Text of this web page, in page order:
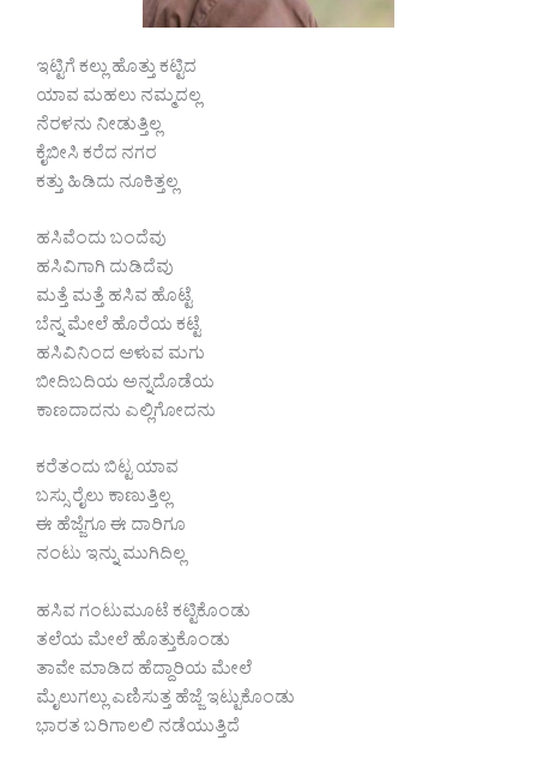
ಇಟ್ಟಿಗೆ ಕಲ್ಲು ಹೊತ್ತು ಕಟ್ಟಿದ
ಯಾವ ಮಹಲು ನಮ್ಮದಲ್ಲ
ನೆರಳನು ನೀಡುತ್ತಿಲ್ಲ
ಕೈಬೀಸಿ ಕರೆದ ನಗರ
ಕತ್ತು ಹಿಡಿದು ನೂಕಿತ್ತಲ್ಲ
ಹಸಿವೆಂದು ಬಂದೆವು
ಹಸಿವಿಗಾಗಿ ದುಡಿದೆವು
ಮತ್ತೆ ಮತ್ತೆ ಹಸಿವ ಹೊಟ್ಟೆ
ಬೆನ್ನ ಮೇಲೆ ಹೊರೆಯ ಕಟ್ಟೆ
ಹಸಿವಿನಿಂದ ಅಳುವ ಮಗು
ಬೀದಿಬದಿಯ ಅನ್ನದೊಡೆಯ
ಕಾಣದಾದನು ಎಲ್ಲಿಗೋದನು
ಕರೆತಂದು ಬಿಟ್ಟ ಯಾವ
ಬಸ್ಸು ರೈಲು ಕಾಣುತ್ತಿಲ್ಲ
ಈ ಹೆಜ್ಜೆಗೂ ಈ ದಾರಿಗೂ
ನಂಟು ಇನ್ನು ಮುಗಿದಿಲ್ಲ
ಹಸಿವ ಗಂಟುಮೂಟೆ ಕಟ್ಟಿಕೊಂಡು
ತಲೆಯ ಮೇಲೆ ಹೊತ್ತುಕೊಂಡು
ತಾವೇ ಮಾಡಿದ ಹೆದ್ದಾರಿಯ ಮೇಲೆ
ಮೈಲುಗಲ್ಲು ಎಣಿಸುತ್ತ ಹೆಜ್ಜೆ ಇಟ್ಟುಕೊಂಡು
ಭಾರತ ಬರಿಗಾಲಲಿ ನಡೆಯುತ್ತಿದೆ